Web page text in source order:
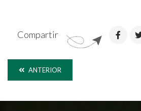
Compartir
ANTERIOR